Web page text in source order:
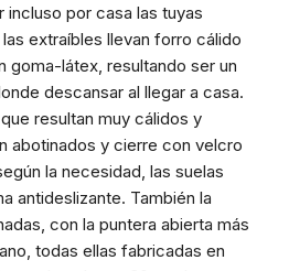
incluso por casa las tuyas
extraíbles llevan forro cálido
goma-látex, resultando ser un
descansar al llegar a casa.
resultan muy cálidos y
abotinados y cierre con velcro
la necesidad, las suelas
antideslizante. También la
con la puntera abierta más
todas ellas fabricadas en